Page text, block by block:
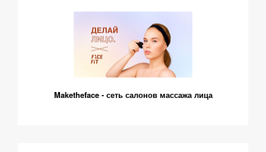
Maketheface - сеть салонов массажа лица